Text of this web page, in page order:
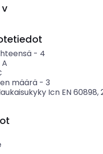
vaihtoehdot
- 4
A
määrä- 3
Icn EN 60898,